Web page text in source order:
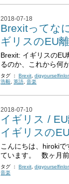
2018-07-18
Brexitってな
ギリスのEU
Brexit: イギリスの
るのか、これから何
タグ ： Brexit,
浩毅,英語,音楽
2018-07-10
イギリス /
イギリスの
こんにちは、hiroki
ています。 数ヶ月
タグ ： Brexit,
音楽